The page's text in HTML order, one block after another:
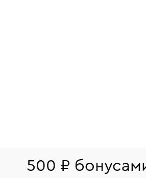
500 ₽